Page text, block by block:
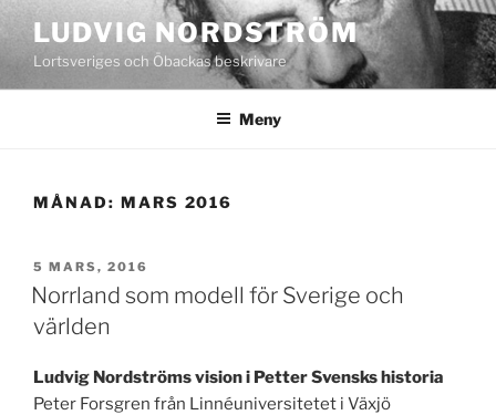
Hoppa
till
innehåll
LUDVIG NORDSTRÖM
Lortsveriges och Öbackas beskrivare
Meny
MÅNAD: MARS 2016
PUBLICERAT
5 MARS, 2016
Norrland som modell för Sverige och
världen
Ludvig Nordströms vision i Petter Svensks historia
Peter Forsgren från Linnéuniversitetet i Växjö